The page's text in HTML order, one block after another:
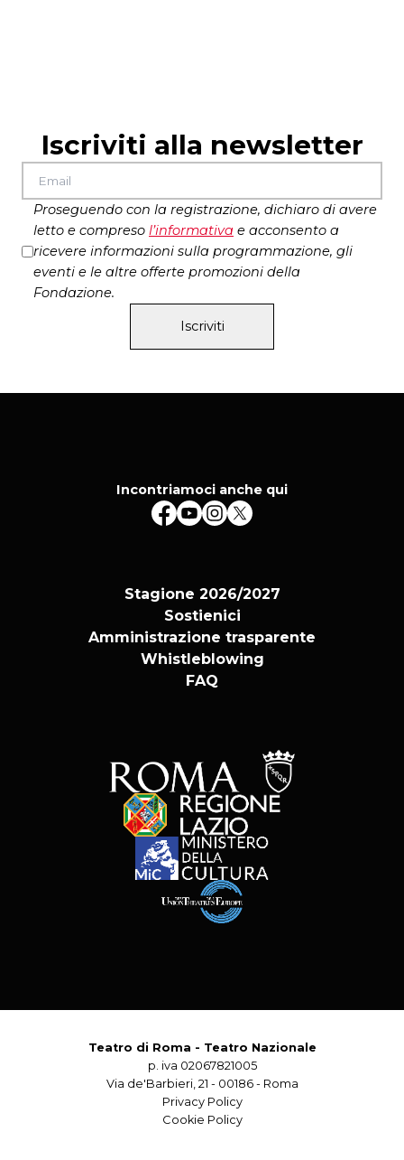
Iscriviti alla newsletter
Proseguendo con la registrazione, dichiaro di avere
letto e compreso l’informativa e acconsento a
ricevere informazioni sulla programmazione, gli
eventi e le altre offerte promozioni della
Fondazione.
Iscriviti
Incontriamoci anche qui
Stagione 2026/2027
Sostienici
Amministrazione trasparente
Whistleblowing
FAQ
Teatro di Roma - Teatro Nazionale
p. iva 02067821005
Via de'Barbieri, 21 - 00186 - Roma
Privacy Policy
Cookie Policy